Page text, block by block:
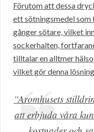
Förutom att dessa
ett sötningsmedel som
gånger sötare, vilket
sockerhalten,
tilltalar en alltmer
vilket gör denna
“Aromhusets
att erbjuda våra